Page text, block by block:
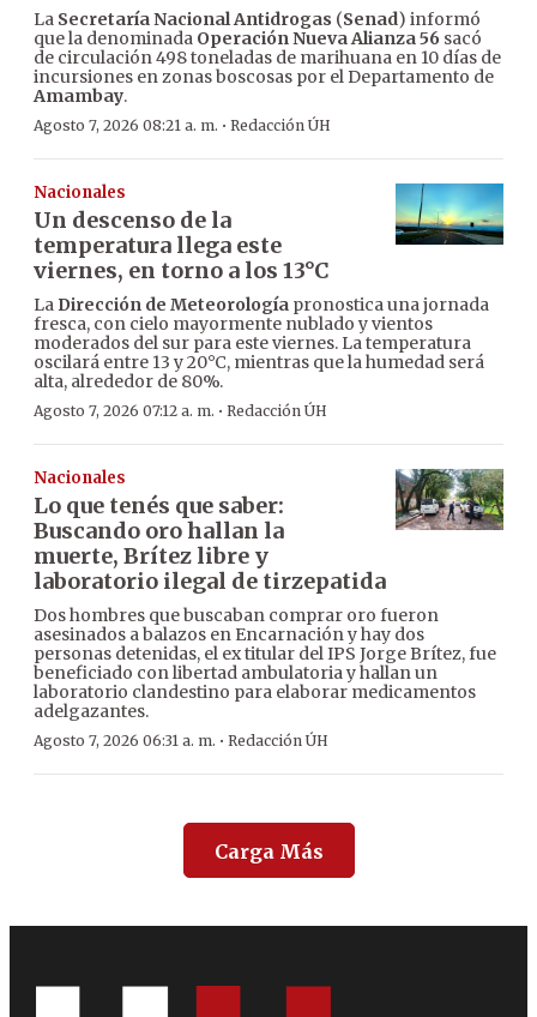
La Secretaría Nacional Antidrogas (Senad) informó
que la denominada Operación Nueva Alianza 56 sacó
de circulación 498 toneladas de marihuana en 10 días de
incursiones en zonas boscosas por el Departamento de
Amambay.
Agosto 7, 2026 08:21 a. m. · Redacción ÚH
Nacionales
Un descenso de la
temperatura llega este
viernes, en torno a los 13°C
La Dirección de Meteorología pronostica una jornada
fresca, con cielo mayormente nublado y vientos
moderados del sur para este viernes. La temperatura
oscilará entre 13 y 20°C, mientras que la humedad será
alta, alrededor de 80%.
Agosto 7, 2026 07:12 a. m. · Redacción ÚH
Nacionales
Lo que tenés que saber:
Buscando oro hallan la
muerte, Brítez libre y
laboratorio ilegal de tirzepatida
Dos hombres que buscaban comprar oro fueron
asesinados a balazos en Encarnación y hay dos
personas detenidas, el ex titular del IPS Jorge Brítez, fue
beneficiado con libertad ambulatoria y hallan un
laboratorio clandestino para elaborar medicamentos
adelgazantes.
Agosto 7, 2026 06:31 a. m. · Redacción ÚH
Carga Más